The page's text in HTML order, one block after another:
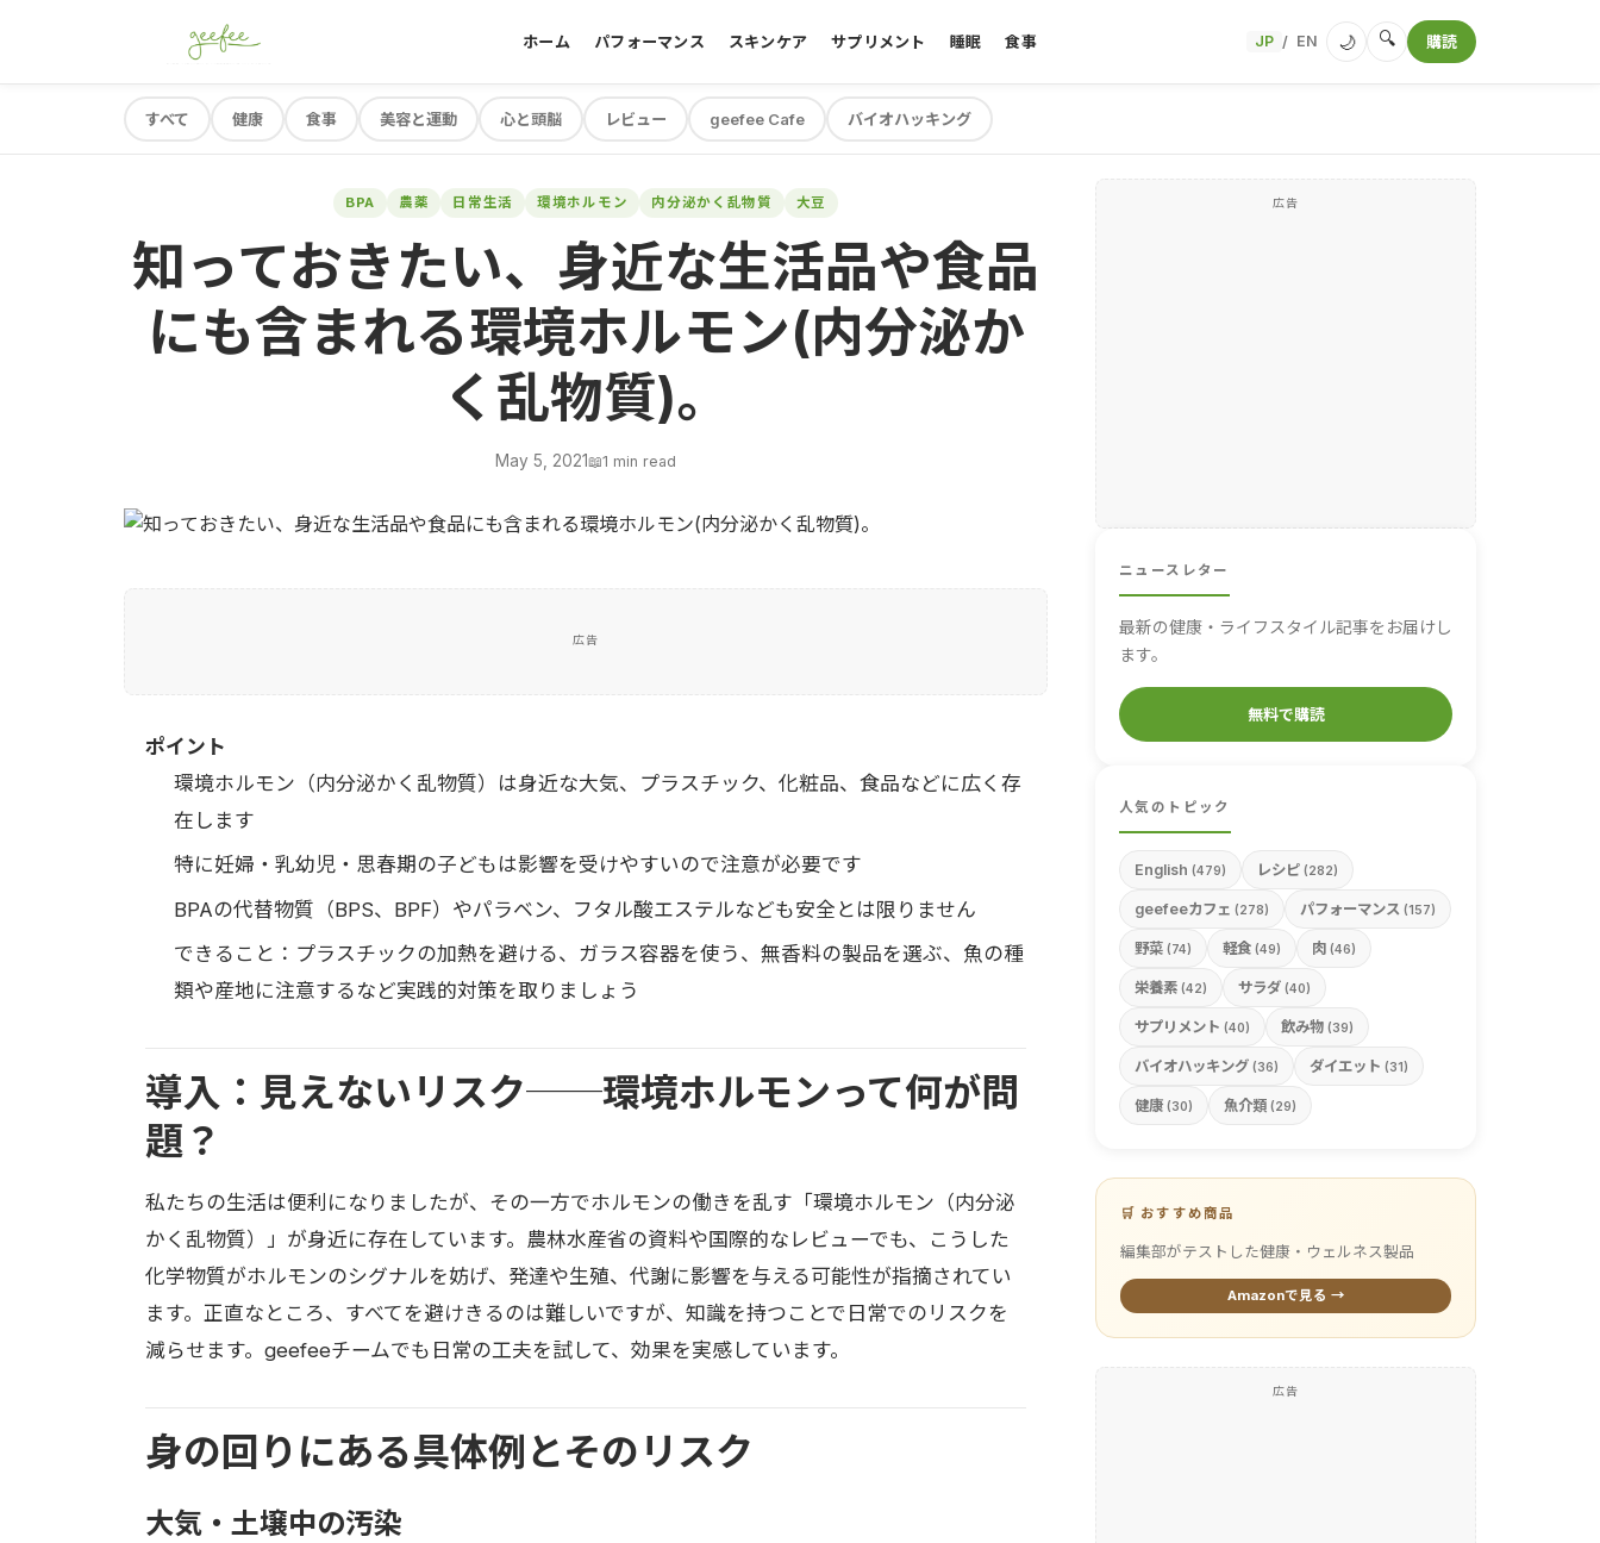
ホーム パフォーマンス スキンケア サプリメント 睡眠 食事 JP / EN 🌙 🔍 購読
すべて 健康 食事 美容と運動 心と頭脳 レビュー geefee Cafe バイオハッキング
BPA 農薬 日常生活 環境ホルモン 内分泌かく乱物質 大豆
知っておきたい、身近な生活品や食品
にも含まれる環境ホルモン(内分泌か
く乱物質)。
May 5, 2021📖1 min read
広告
ポイント
環境ホルモン（内分泌かく乱物質）は身近な大気、プラスチック、化粧品、食品などに広く存
在します
特に妊婦・乳幼児・思春期の子どもは影響を受けやすいので注意が必要です
BPAの代替物質（BPS、BPF）やパラベン、フタル酸エステルなども安全とは限りません
できること：プラスチックの加熱を避ける、ガラス容器を使う、無香料の製品を選ぶ、魚の種
類や産地に注意するなど実践的対策を取りましょう
導入：見えないリスク──環境ホルモンって何が問
題？
私たちの生活は便利になりましたが、その一方でホルモンの働きを乱す「環境ホルモン（内分泌
かく乱物質）」が身近に存在しています。農林水産省の資料や国際的なレビューでも、こうした
化学物質がホルモンのシグナルを妨げ、発達や生殖、代謝に影響を与える可能性が指摘されてい
ます。正直なところ、すべてを避けきるのは難しいですが、知識を持つことで日常でのリスクを
減らせます。geefeeチームでも日常の工夫を試して、効果を実感しています。
身の回りにある具体例とそのリスク
大気・土壌中の汚染
広告
ニュースレター
最新の健康・ライフスタイル記事をお届けし
ます。
無料で購読
人気のトピック
English (479) レシピ (282)
geefeeカフェ (278) パフォーマンス (157)
野菜 (74) 軽食 (49) 肉 (46)
栄養素 (42) サラダ (40)
サプリメント (40) 飲み物 (39)
バイオハッキング (36) ダイエット (31)
健康 (30) 魚介類 (29)
🛒 おすすめ商品
編集部がテストした健康・ウェルネス製品
Amazonで見る →
広告